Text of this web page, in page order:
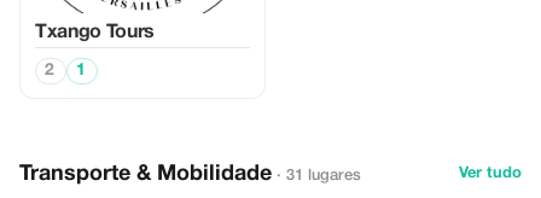
Txango Tours
2 1
Transporte & Mobilidade · 31 lugares Ver tudo